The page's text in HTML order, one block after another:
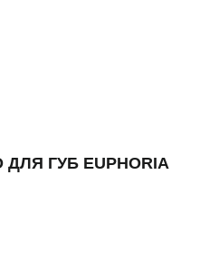
ГУБ EUPHORIA